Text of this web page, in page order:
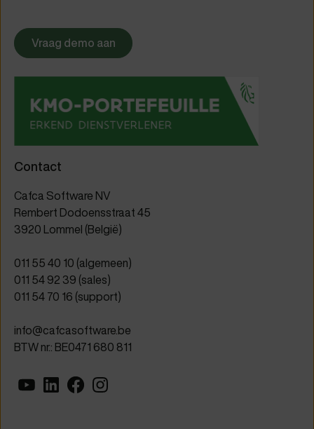
Vraag demo aan
Contact
Cafca Software NV
Rembert Dodoensstraat 45
3920 Lommel (België)
011 55 40 10 (algemeen)
011 54 92 39 (sales)
011 54 70 16 (support)
info@cafcasoftware.be
BTW nr.: BE0471 680 811